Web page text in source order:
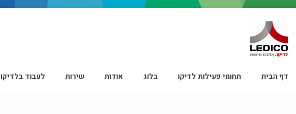
דף הבית תחומי פעילות לדיקו בלוג אודות שירות לעבוד בלדיקו